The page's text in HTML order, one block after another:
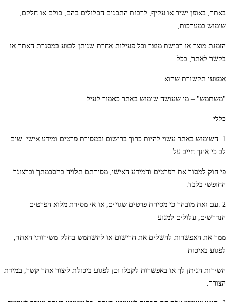
באתר, באופן ישיר או עקיף, לרבות התכנים הכלולים בהם, כולם או חלקם;
שימוש במערכות,
הזמנת מוצר או רכישת מוצר וכל פעילות אחרת שניתן לבצע במסגרת האתר או
בקשר לאתר, בכל
אמצעי תקשורת שהוא.
"משתמש" – מי שעושה שימוש באתר כאמור לעיל.
כללי
1 .השימוש באתר עשוי להיות כרוך ברישום ובמסירת פרטים ומידע אישי. שים
לב כי אינך חייב על
פי חוק למסור את הפרטים והמידע האישי; מסירתם תלויה בהסכמתך וברצונך
החופשי בלבד.
2 .עם זאת מובהר כי מסירת פרטים שגויים, או אי מסירת מלוא הפרטים
הנדרשים, עלולים למנוע
ממך את האפשרות להשלים את הרישום או להשתמש בחלק משירותי האתר,
לפגוע באיכות
השירות הניתן לך או באפשרות לקבלו וכן לפגוע ביכולת ליצור אתך קשר, במידת
הצורך.